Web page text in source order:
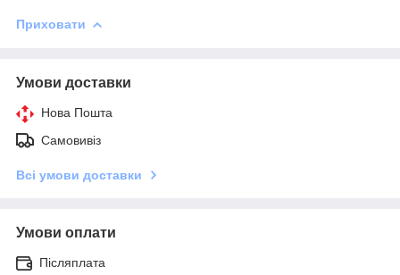
Приховати
Умови доставки
Нова Пошта
Самовивіз
Всі умови доставки
Умови оплати
Післяплата